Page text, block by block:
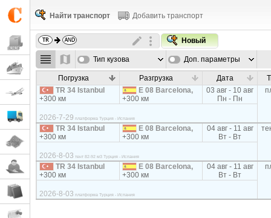
Найти транспорт Добавить транспорт
Новый
Тип кузова Доп. параметры
Погрузка Разгрузка Дата
TR 34 Istanbul
+300 км
E 08 Barcelona,
+300 км
03 авг - 10 авг
Пн - Пн
2026-7-29 платформа Турция - Испания
TR 34 Istanbul
+300 км
E 08 Barcelona,
+300 км
04 авг - 11 авг
Вт - Вт
2026-8-03 тент 82-92 м3 Турция - Испания
TR 34 Istanbul
+300 км
E 08 Barcelona,
+300 км
04 авг - 11 авг
Вт - Вт
2026-8-03 платформа Турция - Испания